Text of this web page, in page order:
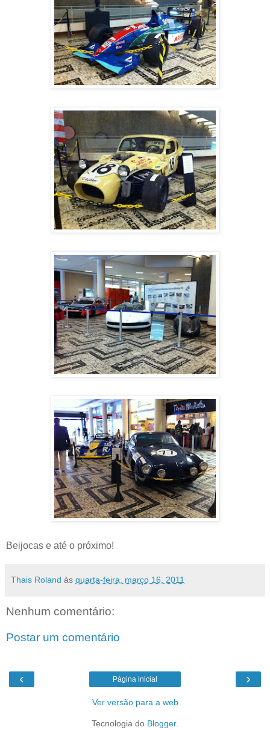
Beijocas e até o próximo!
Thais Roland às quarta-feira, março 16, 2011
Nenhum comentário:
Postar um comentário
‹ ›
Página inicial
Ver versão para a web
Tecnologia do Blogger.